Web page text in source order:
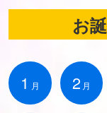
お
1 月 2 月